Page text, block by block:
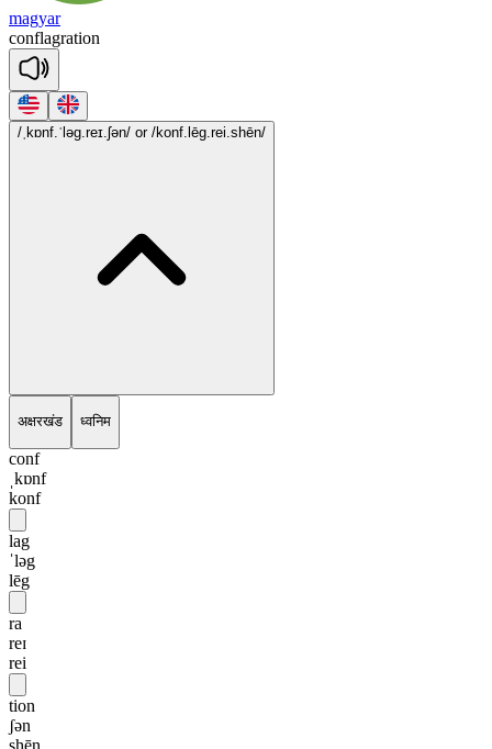
magyar
conflagration
/ˌkɒnf.ˈləg.reɪ.ʃən/ or /konf.lēg.rei.shēn/
अक्षरखंड ध्वनिम
conf
ˌkɒnf
konf
lag
ˈləg
lēg
ra
reɪ
rei
tion
ʃən
shēn